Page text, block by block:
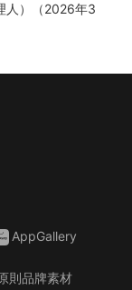
人）（2026年3
AppGallery
則品牌素材